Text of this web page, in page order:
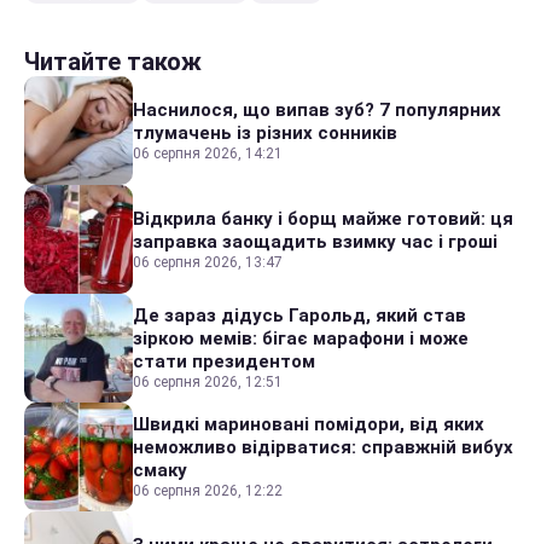
Читайте також
Наснилося, що випав зуб? 7 популярних
тлумачень із різних сонників
06 серпня 2026, 14:21
Відкрила банку і борщ майже готовий: ця
заправка заощадить взимку час і гроші
06 серпня 2026, 13:47
Де зараз дідусь Гарольд, який став
зіркою мемів: бігає марафони і може
стати президентом
06 серпня 2026, 12:51
Швидкі мариновані помідори, від яких
неможливо відірватися: справжній вибух
смаку
06 серпня 2026, 12:22